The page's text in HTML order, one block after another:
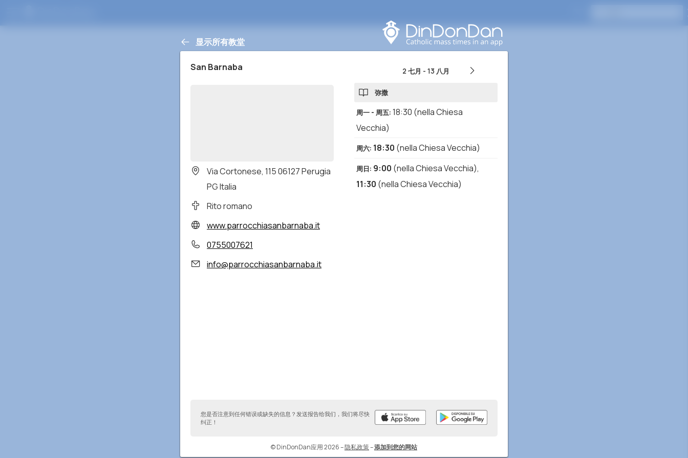
显示所有教堂
San Barnaba
Via Cortonese, 115 06127 Perugia
PG Italia
Rito romano
www.parrocchiasanbarnaba.it
0755007621
info@parrocchiasanbarnaba.it
2 七月 - 13 八月
弥撒
周一 - 周五: 18:30 (nella Chiesa
Vecchia)
周六: 18:30 (nella Chiesa Vecchia)
周日: 9:00 (nella Chiesa Vecchia),
11:30 (nella Chiesa Vecchia)
您是否注意到任何错误或缺失的信息？发送报告给我们，我们将尽快
纠正！
© DinDonDan应用 2026–隐私政策–添加到您的网站